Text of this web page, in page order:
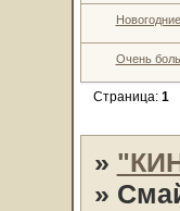
Очень
Страница: 1
»
»